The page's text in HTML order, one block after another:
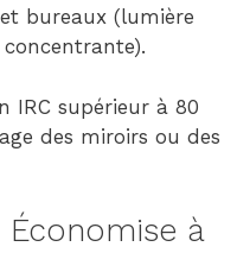
bureaux (lumière
IRC supérieur à 80
des miroirs ou des
à